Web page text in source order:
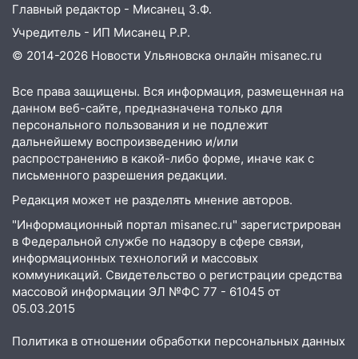
Главный редактор - Мисанец З.Ф.
Учредитель - ИП Мисанец Р.Р.
© 2014-2026 Новости Ульяновска онлайн misanec.ru
Все права защищены. Вся информация, размещенная на
данном веб-сайте, предназначена только для
персонального пользования и не подлежит
дальнейшему воспроизведению и/или
распространению в какой-либо форме, иначе как с
письменного разрешения редакции.
Редакция может не разделять мнение авторов.
"Информационный портал misanec.ru" зарегистрирован
в Федеральной службе по надзору в сфере связи,
информационных технологий и массовых
коммуникаций. Свидетельство о регистрации средства
массовой информации ЭЛ №ФС 77 - 61045 от
05.03.2015
Политика в отношении обработки персональных данных